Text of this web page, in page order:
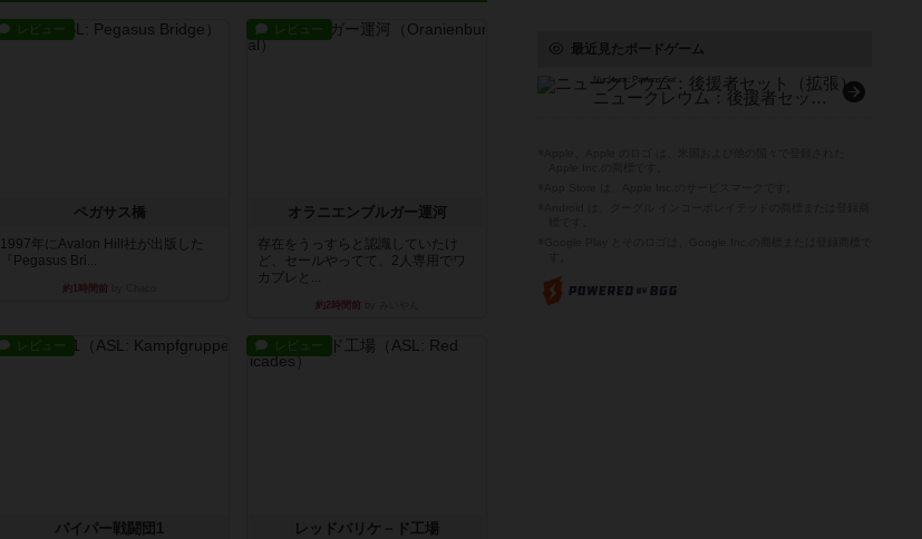
レビュー
ペガサス橋
1997年にAvalon Hill社が出版した
『Pegasus Bri...
約1時間前
レビュー
オラニエンブルガー運河
存在をうっすらと認識していたけ
ど、セールやってて、2人専用でワ
カプレと...
約2時間前
レビュー
パイパー戦闘団1
レビュー
レッドバリケ－ド工場
最近見たボードゲーム
Nucleum: Patrons Set
ニュークレウム：後援者セット（拡張）